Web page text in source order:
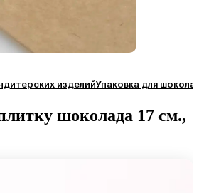
изделийУпаковка для
шоколада 17 см.,